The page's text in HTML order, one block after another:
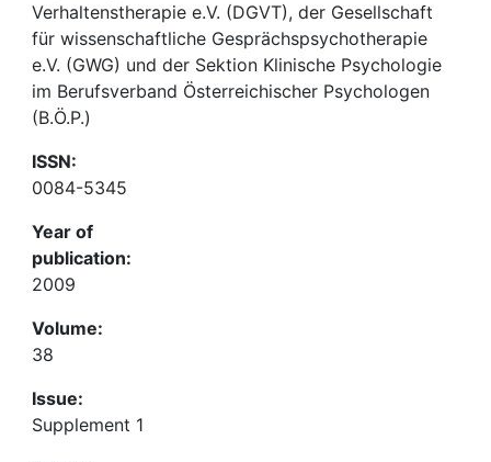
Verhaltenstherapie e.V. (DGVT), der Gesellschaft
für wissenschaftliche Gesprächspsychotherapie
e.V. (GWG) und der Sektion Klinische Psychologie
im Berufsverband Österreichischer Psychologen
(B.Ö.P.)
ISSN:
0084-5345
Year of
publication:
2009
Volume:
38
Issue:
Supplement 1